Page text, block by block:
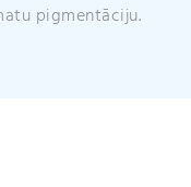
pigmentāciju.